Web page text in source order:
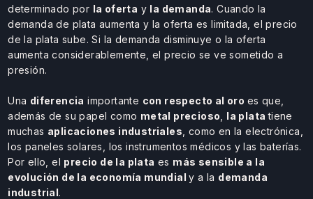
determinado por la oferta y la demanda. Cuando la
demanda de plata aumenta y la oferta es limitada, el precio
de la plata sube. Si la demanda disminuye o la oferta
aumenta considerablemente, el precio se ve sometido a
presión.
Una diferencia importante con respecto al oro es que,
además de su papel como metal precioso la platatiene
muchas aplicaciones industriales , como en la electrónica,
los paneles solares, los instrumentos médicos y las baterías.
Por ello, el precio de la plata es más sensible a la
evolución de la economía mundialy a la demanda
industrial.